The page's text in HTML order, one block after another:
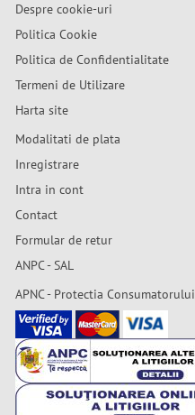
Despre cookie-uri
Politica Cookie
Politica de Confidentialitate
Termeni de Utilizare
Harta site
Modalitati de plata
Inregistrare
Intra in cont
Contact
Formular de retur
ANPC - SAL
APNC - Protectia Consumatorului